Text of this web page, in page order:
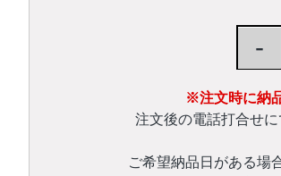
-
※注文時に納
注文後の電話打合せ
ご希望納品日がある場